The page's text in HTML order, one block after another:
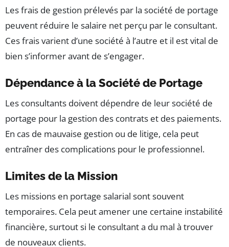
Les frais de gestion prélevés par la société de portage
peuvent réduire le salaire net perçu par le consultant.
Ces frais varient d’une société à l’autre et il est vital de
bien s’informer avant de s’engager.
Dépendance à la Société de Portage
Les consultants doivent dépendre de leur société de
portage pour la gestion des contrats et des paiements.
En cas de mauvaise gestion ou de litige, cela peut
entraîner des complications pour le professionnel.
Limites de la Mission
Les missions en portage salarial sont souvent
temporaires. Cela peut amener une certaine instabilité
financière, surtout si le consultant a du mal à trouver
de nouveaux clients.